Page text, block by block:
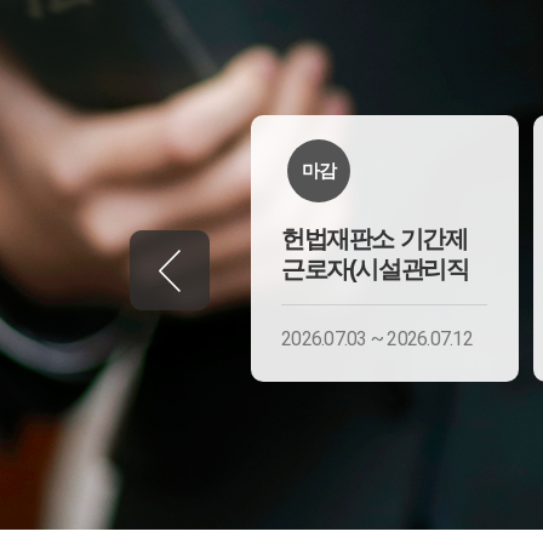
헌법재판소 기간제
근로자(시설관리직
마감
2026.07.20 ~ 2026.07.29
헌법재판소 기간제
근로자(시설관리직
마감
2026.07.03 ~ 2026.07.12